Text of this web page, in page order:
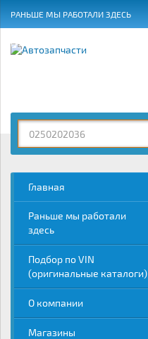
РАНЬШЕ МЫ РАБОТАЛИ ЗДЕСЬ
ГРАФИК РАБОТЫ
Главная
Раньше мы работали
здесь
Подбор по VIN
(оригинальные каталоги)
О компании
Магазины